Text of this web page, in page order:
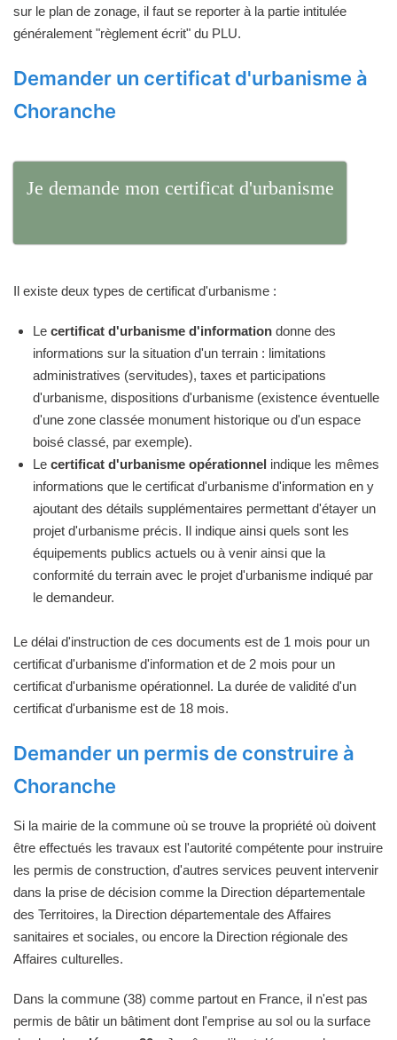
sur le plan de zonage, il faut se reporter à la partie intitulée
généralement "règlement écrit" du PLU.
Demander un certificat d'urbanisme à
Choranche
Je demande mon certificat d'urbanisme
Il existe deux types de certificat d'urbanisme :
Le certificat d'urbanisme d'information donne des
informations sur la situation d'un terrain : limitations
administratives (servitudes), taxes et participations
d'urbanisme, dispositions d'urbanisme (existence éventuelle
d'une zone classée monument historique ou d'un espace
boisé classé, par exemple).
Le certificat d'urbanisme opérationnel indique les mêmes
informations que le certificat d'urbanisme d'information en y
ajoutant des détails supplémentaires permettant d'étayer un
projet d'urbanisme précis. Il indique ainsi quels sont les
équipements publics actuels ou à venir ainsi que la
conformité du terrain avec le projet d'urbanisme indiqué par
le demandeur.
Le délai d'instruction de ces documents est de 1 mois pour un
certificat d'urbanisme d'information et de 2 mois pour un
certificat d'urbanisme opérationnel. La durée de validité d'un
certificat d'urbanisme est de 18 mois.
Demander un permis de construire à
Choranche
Si la mairie de la commune où se trouve la propriété où doivent
être effectués les travaux est l'autorité compétente pour instruire
les permis de construction, d'autres services peuvent intervenir
dans la prise de décision comme la Direction départementale
des Territoires, la Direction départementale des Affaires
sanitaires et sociales, ou encore la Direction régionale des
Affaires culturelles.
Dans la commune (38) comme partout en France, il n'est pas
permis de bâtir un bâtiment dont l'emprise au sol ou la surface